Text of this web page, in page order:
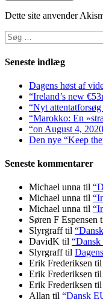
Dette site anvender
Søg
efter:
Seneste indlæg
Dagens høst af
“Ireland’s new
“Nyt
“Marokko: En
“on August 4,
Den nye “Keep
Seneste kommentarer
Michael unna til
Michael unna til
Michael unna til
Søren F Espensen
Slyrgrafftil
DavidK til “Dansk
Slyrgrafftil
Erik Frederiksen til
Erik Frederiksen til
Erik Frederiksen til
Allan til “Dansk